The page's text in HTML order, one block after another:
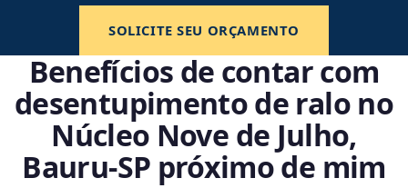
SOLICITE SEU ORÇAMENTO
Benefícios de contar com
desentupimento de ralo no
Núcleo Nove de Julho,
Bauru‑SP próximo de mim